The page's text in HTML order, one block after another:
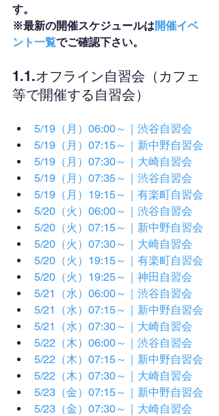
す。
※最新の開催スケジュールは開催イベ
ント一覧でご確認下さい。
1.1.オフライン自習会（カフェ
等で開催する自習会）
5/19（月）06:00～｜渋谷自習会
5/19（月）07:15～｜新中野自習会
5/19（月）07:30～｜大崎自習会
5/19（月）07:35～｜渋谷自習会
5/19（月）19:15～｜有楽町自習会
5/20（火）06:00～｜渋谷自習会
5/20（火）07:15～｜新中野自習会
5/20（火）07:30～｜大崎自習会
5/20（火）19:15～｜有楽町自習会
5/20（火）19:25～｜神田自習会
5/21（水）06:00～｜渋谷自習会
5/21（水）07:15～｜新中野自習会
5/21（水）07:30～｜大崎自習会
5/22（木）06:00～｜渋谷自習会
5/22（木）07:15～｜新中野自習会
5/22（木）07:30～｜大崎自習会
5/23（金）07:15～｜新中野自習会
5/23（金）07:30～｜大崎自習会